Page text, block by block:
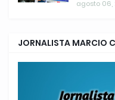
agosto 06,
JORNALISTA MARCIO